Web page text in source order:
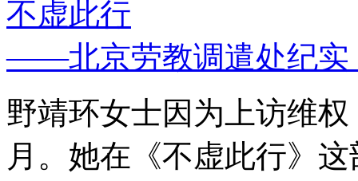
不虚此行
——北京劳教调遣处纪实
野靖环女士因为上访维
月。她在《不虚此行》